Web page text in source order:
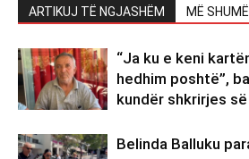
ARTIKUJ TË NGJASHËM MË
“Ja ku e keni
hedhim poshtë”,
kundër shkrirjes
Belinda Balluku